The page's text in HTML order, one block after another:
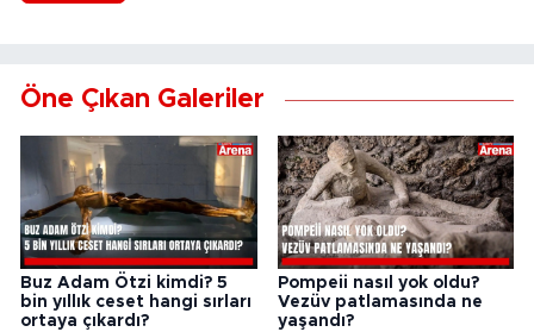
Öne Çıkan Galeriler
Buz Adam Ötzi kimdi? 5
bin yıllık ceset hangi sırları
ortaya çıkardı?
Pompeii nasıl yok oldu?
Vezüv patlamasında ne
yaşandı?